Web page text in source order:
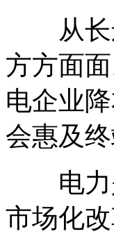
从长远
方方面
电企业
会惠及
电力是
市场化